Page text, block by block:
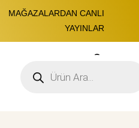
MAĞAZALARDAN CANLI
YAYINLAR